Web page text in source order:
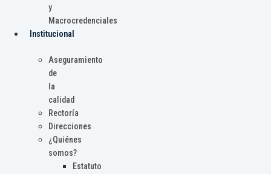
y
Macrocredenciales
Institucional
Aseguramiento
de
la
calidad
Rectoría
Direcciones
¿Quiénes
somos?
Estatuto